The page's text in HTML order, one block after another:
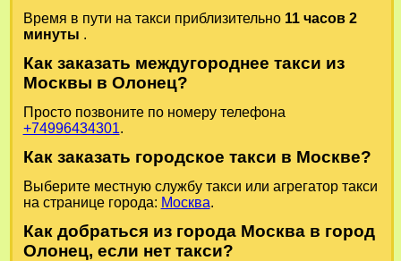
Время в пути на такси приблизительно 11 часов 2
минуты .
Как заказать междугороднее такси из
Москвы в Олонец?
Просто позвоните по номеру телефона
+74996434301.
Как заказать городское такси в Москве?
Выберите местную службу такси или агрегатор такси
на странице города: Москва.
Как добраться из города Москва в город
Олонец, если нет такси?